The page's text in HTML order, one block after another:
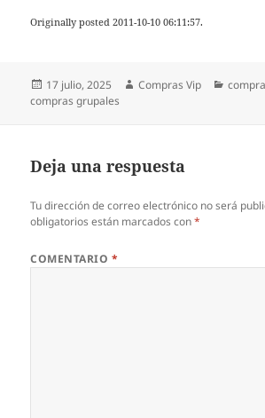
Originally posted 2011-10-10 06:11:57.
Publicado
el
17 julio, 2025 Autor
Compras Vip
compras grupales
Deja una respuesta
Tu dirección de correo electrónico no será
obligatorios están marcados con*
COMENTARIO *